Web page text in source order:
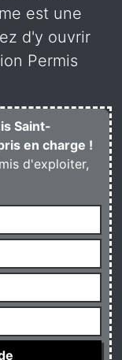
est une
d'y ouvrir
Permis
Saint-
en charge !
d'exploiter,